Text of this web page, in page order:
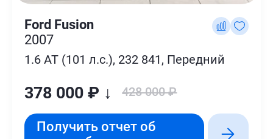
Ford Fusion
2007
1.6 AT (101 л.с.), 232 841, Передний
378 000 ₽ ↓ 428 000 ₽
Получить отчет об